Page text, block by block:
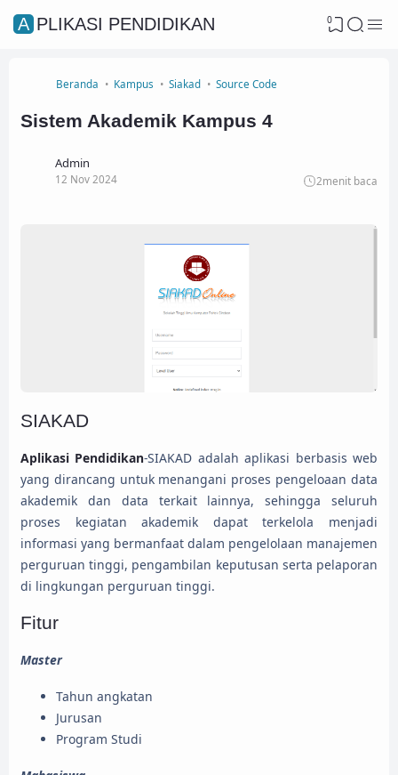
APLIKASI PENDIDIKAN 0
Beranda Kampus Siakad Source Code
Sistem Akademik Kampus 4
Admin
12 Nov 2024 2menit baca
SIAKAD
Aplikasi Pendidikan-SIAKAD adalah aplikasi berbasis web
yang dirancang untuk menangani proses pengeloaan data
akademik dan data terkait lainnya, sehingga seluruh
proses kegiatan akademik dapat terkelola menjadi
informasi yang bermanfaat dalam pengelolaan manajemen
perguruan tinggi, pengambilan keputusan serta pelaporan
di lingkungan perguruan tinggi.
Fitur
Master
Tahun angkatan
Jurusan
Program Studi